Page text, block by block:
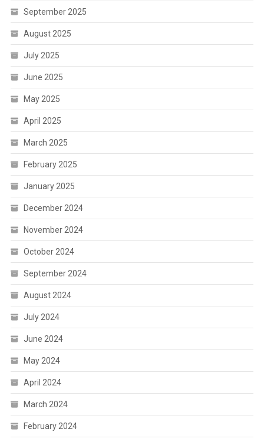
September 2025
August 2025
July 2025
June 2025
May 2025
April 2025
March 2025
February 2025
January 2025
December 2024
November 2024
October 2024
September 2024
August 2024
July 2024
June 2024
May 2024
April 2024
March 2024
February 2024